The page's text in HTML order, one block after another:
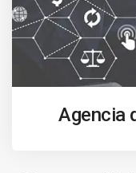
Agencia